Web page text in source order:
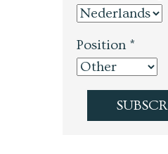
Position *